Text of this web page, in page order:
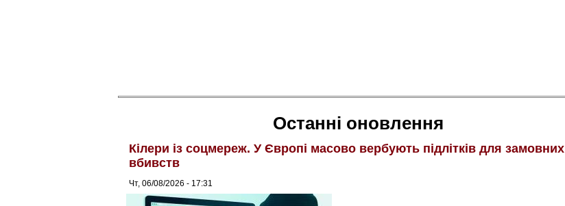
Останні оновлення
Кілери із соцмереж. У Європі масово вербують підлітків для замовних
вбивств
Чт, 06/08/2026 - 17:31